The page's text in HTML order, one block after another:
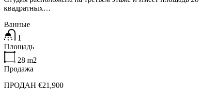
квадратных…
Ванные
1
Площадь
28 m2
Продажа
ПРОДАН €21,900